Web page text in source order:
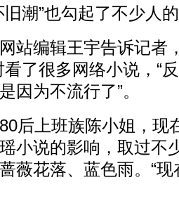
潮”也勾起了不少人
编辑王宇告诉记者
看了很多网络小说，“
因为不流行了”。
上班族陈小姐，现
小说的影响，取过不
薇花落、蓝色雨。“